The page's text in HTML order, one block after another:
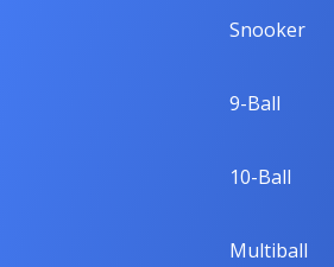
Snooker
9-Ball
10-Ball
Multiball